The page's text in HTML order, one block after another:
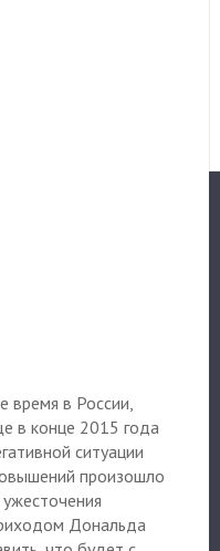
время в России,
в конце 2015 года
ситуации
произошло
Дональда